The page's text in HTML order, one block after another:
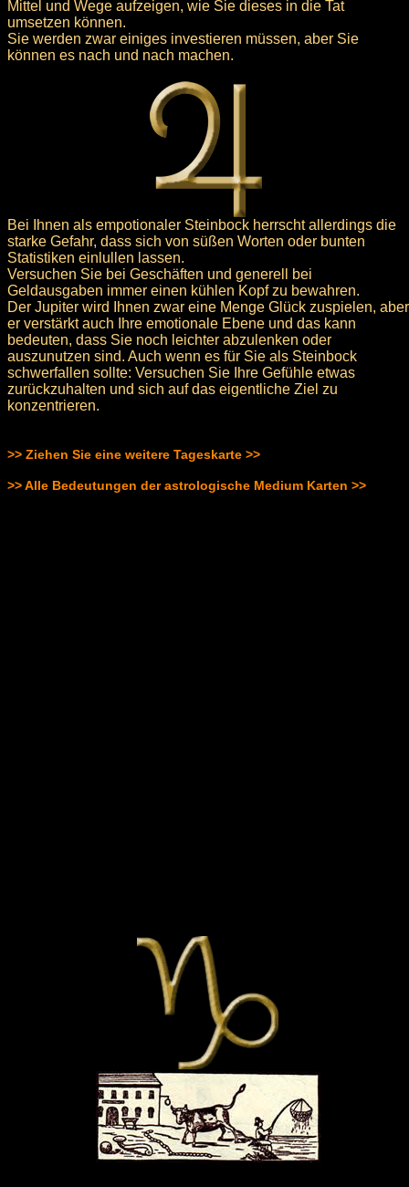
Mittel und Wege aufzeigen, wie Sie dieses in die Tat
umsetzen können.
Sie werden zwar einiges investieren müssen, aber Sie
können es nach und nach machen.
Bei Ihnen als empotionaler Steinbock herrscht allerdings die
starke Gefahr, dass sich von süßen Worten oder bunten
Statistiken einlullen lassen.
Versuchen Sie bei Geschäften und generell bei
Geldausgaben immer einen kühlen Kopf zu bewahren.
Der Jupiter wird Ihnen zwar eine Menge Glück zuspielen, aber
er verstärkt auch Ihre emotionale Ebene und das kann
bedeuten, dass Sie noch leichter abzulenken oder
auszunutzen sind. Auch wenn es für Sie als Steinbock
schwerfallen sollte: Versuchen Sie Ihre Gefühle etwas
zurückzuhalten und sich auf das eigentliche Ziel zu
konzentrieren.
>> Ziehen Sie eine weitere Tageskarte >>
>> Alle Bedeutungen der astrologische Medium Karten >>